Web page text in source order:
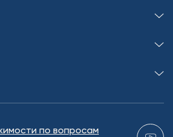
по вопросам